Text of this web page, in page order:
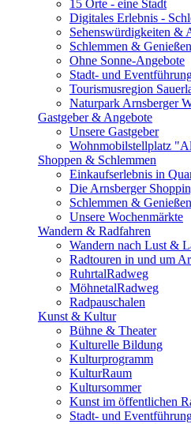
15 Orte - eine Stadt
Digitales Erlebnis -
Sehenswürdigkeiten &
Schlemmen & Genießen
Ohne Sonne-Angebote
Stadt- und
Tourismusregion
Naturpark Arnsberger
Gastgeber & Angebote
Unsere Gastgeber
Wohnmobilstellplatz
Shoppen & Schlemmen
Einkaufserlebnis in
Die Arnsberger
Schlemmen & Genießen
Unsere Wochenmärkte
Wandern & Radfahren
Wandern nach Lust &
Radtouren in und um
RuhrtalRadweg
MöhnetalRadweg
Radpauschalen
Kunst & Kultur
Bühne & Theater
Kulturelle Bildung
Kulturprogramm
KulturRaum
Kultursommer
Kunst im öffentlichen
Stadt- und